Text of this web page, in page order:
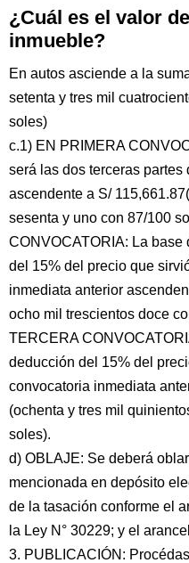
¿Cuál es el valor
inmueble?
En autos asciende a la
setenta y tres mil
soles)
c.1) EN PRIMERA
será las dos terceras partes
ascendente a S/
sesenta y uno con 87/100
CONVOCATORIA: La base
del 15% del precio que
inmediata anterior
ocho mil trescientos doce
TERCERA
deducción del 15% del
convocatoria inmediata
(ochenta y tres mil
soles).
d) OBLAJE: Se deberá
mencionada en depósito
de la tasación conforme el
la Ley N° 30229; y el
3. PUBLICACIÓN: